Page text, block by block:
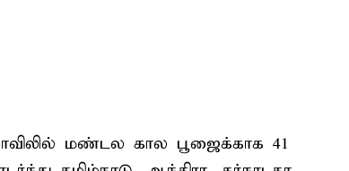
மண்டல கால பூஜைக்காக 41